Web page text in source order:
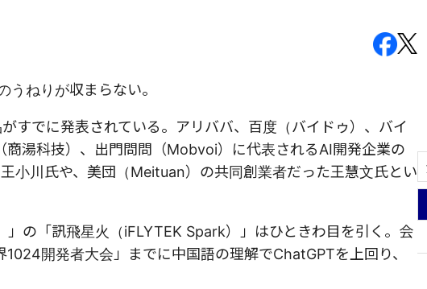
ねりが収まらない。
すでに発表されている。アリババ、百度（バイドゥ）、バイ
商湯科技）、出門問問（Mobvoi）に代表されるAI開発企業の
小川氏や、美団（Meituan）の共同創業者だった王慧文氏とい
の「訊飛星火（iFLYTEK Spark）」はひときわ目を引く。会
開発者大会」までに中国語の理解でChatGPTを上回り、